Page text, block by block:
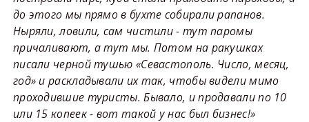
до этого мы прямо в бухте собирали рапанов.
Ныряли, ловили, сам чистили - тут паромы
причаливают, а тут мы. Потом на ракушках
писали черной тушью «Севастополь. Число, месяц,
год» и раскладывали их так, чтобы видели мимо
проходившие туристы. Бывало, и продавали по 10
или 15 копеек - вот такой у нас был бизнес!»